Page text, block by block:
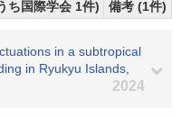
ち国際学会 1件)
備考 (1件)
in a subtropical
in Ryukyu Islands,
2024